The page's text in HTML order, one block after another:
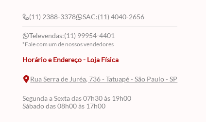
(11) 2388-3378 SAC:(11) 4040-2656
Televendas:(11) 99954-4401
*Fale com um de nossos vendedores
Horário e Endereço - Loja Física
Rua Serra de Juréa, 736 - Tatuapé - São Paulo - SP
Segunda a Sexta das 07h30 às 19h00
Sábado das 08h00 às 17h00